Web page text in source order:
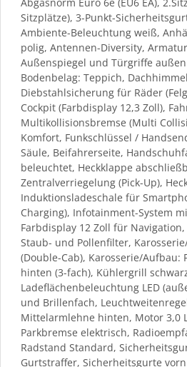
Sitzplätze), 3-Punkt-
Ambiente-Beleuchtung weiß,
polig, Antennen-Diversity,
Außenspiegel und Türgriffe
Bodenbelag: Teppich,
Diebstahlsicherung für Räder
Cockpit (Farbdisplay 12,3 Zoll),
Multikollisionsbremse (Multi
Komfort, Funkschlüssel /
Säule, Beifahrerseite,
beleuchtet, Heckklappe
Zentralverriegelung (Pick-Up),
Induktionsladeschale für
Charging), Infotainment-System
Farbdisplay 12 Zoll für
Staub- und Pollenfilter,
(Double-Cab), Karosserie/Aufbau:
hinten (3-fach), Kühlergrill
Ladeflächenbeleuchtung LED
und Brillenfach,
Mittelarmlehne hinten, Motor 3,0
Parkbremse elektrisch,
Radstand Standard,
Gurtstraffer, Sicherheitsgurte